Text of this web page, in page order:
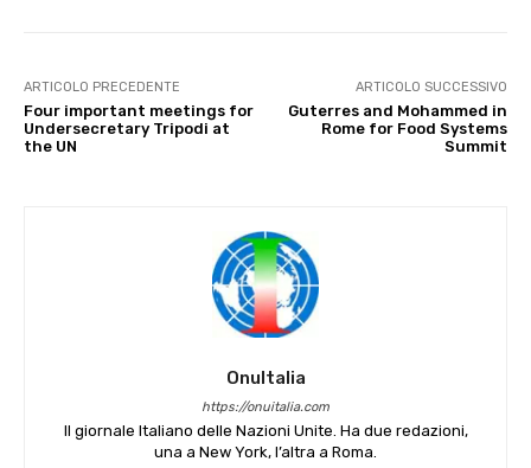
ARTICOLO PRECEDENTE
Four important meetings for
Undersecretary Tripodi at
the UN
ARTICOLO SUCCESSIVO
Guterres and Mohammed in
Rome for Food Systems
Summit
OnuItalia
https://onuitalia.com
Il giornale Italiano delle Nazioni Unite. Ha due redazioni,
una a New York, l’altra a Roma.